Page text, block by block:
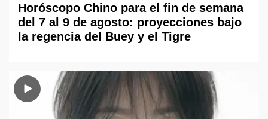
Horóscopo Chino para el fin de semana
del 7 al 9 de agosto: proyecciones bajo
la regencia del Buey y el Tigre